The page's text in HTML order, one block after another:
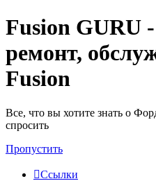
Fusion GURU
ремонт,
Fusion
Все, что вы хотите знать о
спросить
Пропустить
Ссылки